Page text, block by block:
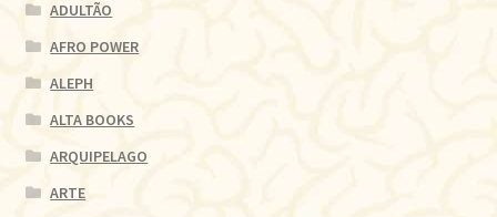
ADULTÃO
AFRO POWER
ALEPH
ALTA BOOKS
ARQUIPELAGO
ARTE